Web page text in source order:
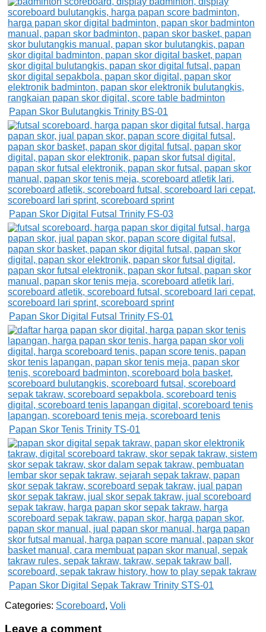
Papan Skor Bulutangkis Trinity BS-01
Papan Skor Digital Futsal Trinity FS-03
Papan Skor Digital Futsal Trinity FS-01
Papan Skor Tenis Trinity TS-01
Papan Skor Digital Sepak Takraw Trinity STS-01
Categories: Scoreboard, Voli
Leave a comment